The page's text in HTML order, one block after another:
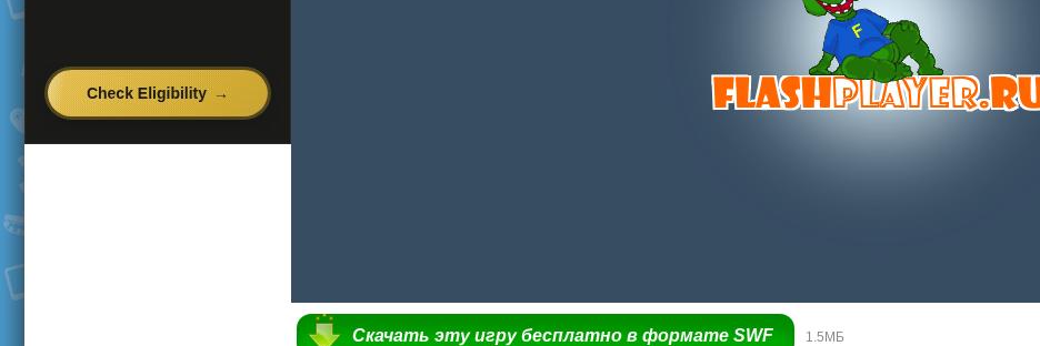
Скачать эту игру бесплатно в формате SWF 1.5МБ